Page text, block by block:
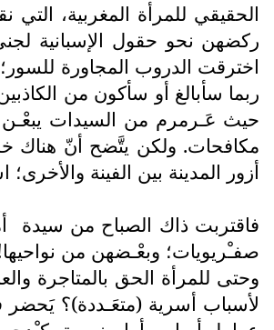
الحقيقي للمرأة المغربية،
ركضهن نحو حقول الإسبانية
اخترقت الدروب المجاورة
ربما سأبالغ أو سأكون من
حيث عَـرمرم من السيدات يبعْـن
مكافحات. ولكن يتَّضح أنّ هناك
أزور المدينة بين الفينة
فاقتربت ذاك الصباح من سيدة
صفـْريويات؛ وبعْـضهن من
وحتى للمرأة الحق بالمتاجرة
لأسباب أسرية (متعَـددة)؟ يَحضر